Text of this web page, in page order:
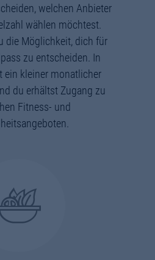
welchen Anbieter
wählen möchtest.
die Möglichkeit, dich für
zu entscheiden. In
ein kleiner monatlicher
du erhältst Zugang zu
Fitness- und